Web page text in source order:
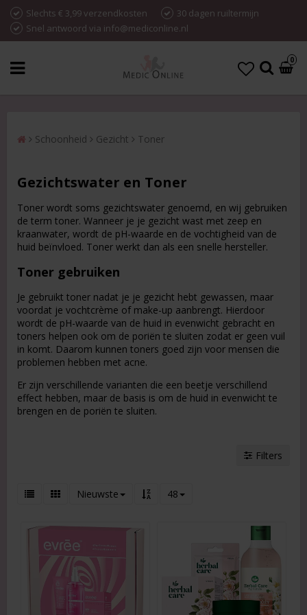
Slechts € 3,99 verzendkosten
30 dagen ruiltermijn
Snel antwoord via info@mediconline.nl
0
Schoonheid Gezicht Toner
Gezichtswater en Toner
Toner wordt soms gezichtswater genoemd, en wij gebruiken
de term toner. Wanneer je je gezicht wast met zeep en
kraanwater, wordt de pH-waarde en de vochtigheid van de
huid beïnvloed. Toner werkt dan als een snelle hersteller.
Toner gebruiken
Je gebruikt toner nadat je je gezicht hebt gewassen, maar
voordat je vochtcrème of make-up aanbrengt. Hierdoor
wordt de pH-waarde van de huid in evenwicht gebracht en
toners helpen ook om de poriën te sluiten zodat er geen vuil
in komt. Daarom kunnen toners goed zijn voor mensen die
problemen hebben met acne.
Er zijn verschillende varianten die een beetje verschillend
effect hebben, maar de basis is om de huid in evenwicht te
brengen en de poriën te sluiten.
Filters
Nieuwste 48